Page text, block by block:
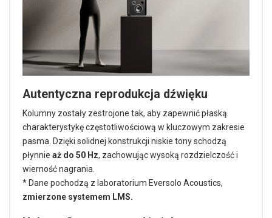
Autentyczna reprodukcja dźwięku
Kolumny zostały zestrojone tak, aby zapewnić płaską
charakterystykę częstotliwościową w kluczowym zakresie
pasma. Dzięki solidnej konstrukcji niskie tony schodzą
płynnie aż do 50 Hz, zachowując wysoką rozdzielczość i
wierność nagrania.
* Dane pochodzą z laboratorium Eversolo Acoustics,
zmierzone systemem LMS.